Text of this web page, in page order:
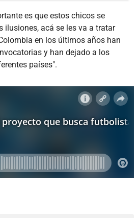
es que estos chicos se
ilusiones, acá se les va a tratar
en los últimos años han
y han dejado a los
países".